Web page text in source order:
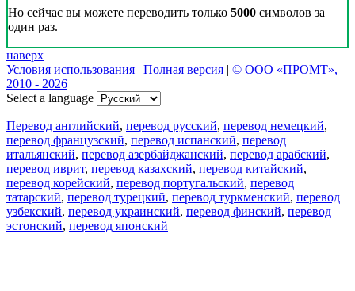
Но сейчас вы можете переводить только 5000 символов за
один раз.
наверх
Условия использования | Полная версия | © ООО «ПРОМТ»,
2010 - 2026
Select a language
Перевод английский, перевод русский, перевод немецкий,
перевод французский, перевод испанский, перевод
итальянский, перевод азербайджанский, перевод арабский,
перевод иврит, перевод казахский, перевод китайский,
перевод корейский, перевод португальский, перевод
татарский, перевод турецкий, перевод туркменский, перевод
узбекский, перевод украинский, перевод финский, перевод
эстонский, перевод японский